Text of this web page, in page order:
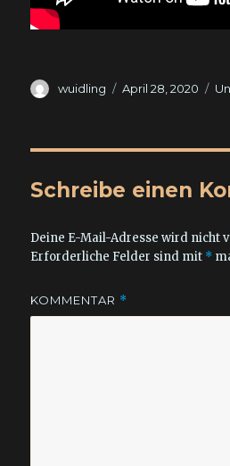
Autor
wuidling
Veröffentlicht
April 28, 2020
Schreibe einen
Deine E-Mail-Adresse wird nicht
Erforderliche Felder sind mit *
KOMMENTAR *